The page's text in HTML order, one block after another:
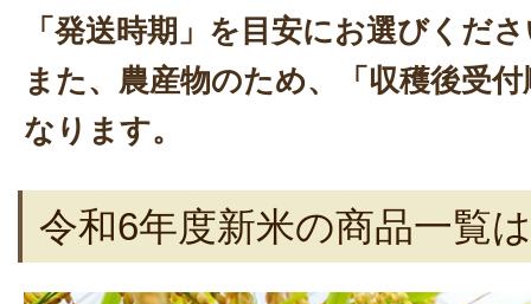
「発送時期」を目安にお選びくだ
また、農産物のため、「収穫後受
なります。
令和6年度新米の商品一覧